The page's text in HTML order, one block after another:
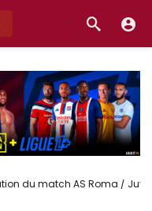
du match AS Roma /